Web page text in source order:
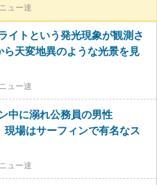
ニュー速
イトという発光現象が観測さ
天変地異のような光景を見
ニュー速
中に溺れ公務員の男性
場はサーフィンで有名なス
ニュー速